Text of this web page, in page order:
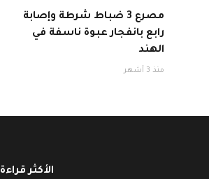
مصرع 3 ضباط شرطة وإصابة
رابع بانفجار عبوة ناسفة في
الهند
منذ 3 أشهر
الأكثر قراءة